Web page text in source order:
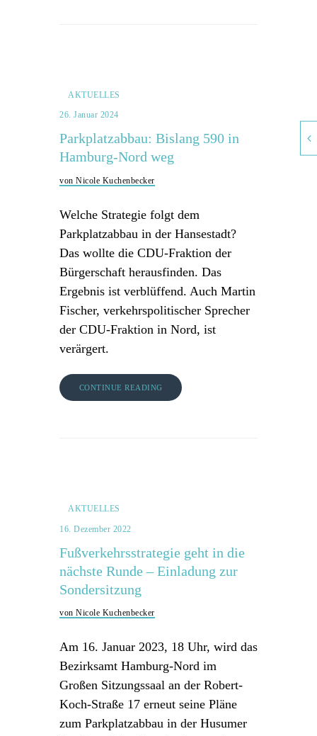
AKTUELLES
26. Januar 2024
Parkplatzabbau: Bislang 590 in
Hamburg-Nord weg
von Nicole Kuchenbecker
Welche Strategie folgt dem
Parkplatzabbau in der Hansestadt?
Das wollte die CDU-Fraktion der
Bürgerschaft herausfinden. Das
Ergebnis ist verblüffend. Auch Martin
Fischer, verkehrspolitischer Sprecher
der CDU-Fraktion in Nord, ist
verärgert.
CONTINUE READING
AKTUELLES
16. Dezember 2022
Fußverkehrsstrategie geht in die
nächste Runde – Einladung zur
Sondersitzung
von Nicole Kuchenbecker
Am 16. Januar 2023, 18 Uhr, wird das
Bezirksamt Hamburg-Nord im
Großen Sitzungssaal an der Robert-
Koch-Straße 17 erneut seine Pläne
zum Parkplatzabbau in der Husumer